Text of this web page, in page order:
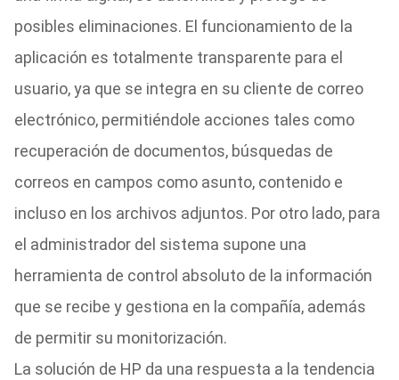
posibles eliminaciones. El funcionamiento de la
aplicación es totalmente transparente para el
usuario, ya que se integra en su cliente de correo
electrónico, permitiéndole acciones tales como
recuperación de documentos, búsquedas de
correos en campos como asunto, contenido e
incluso en los archivos adjuntos. Por otro lado, para
el administrador del sistema supone una
herramienta de control absoluto de la información
que se recibe y gestiona en la compañía, además
de permitir su monitorización.
La solución de HP da una respuesta a la tendencia